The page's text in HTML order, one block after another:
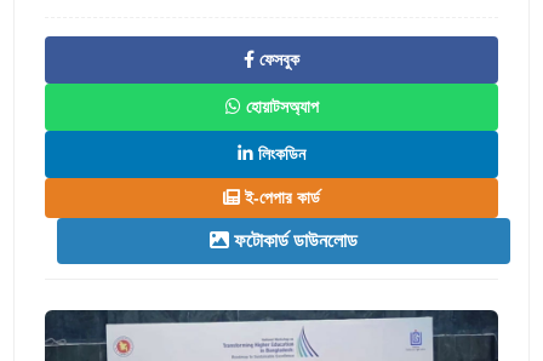
ফেসবুক
হোয়াটসঅ্যাপ
লিংকডিন
ই-পেপার কার্ড
ফটোকার্ড ডাউনলোড